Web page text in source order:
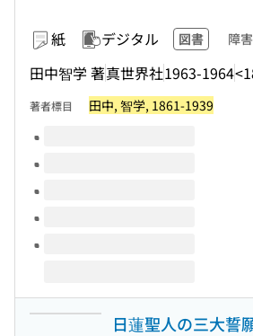
紙 デジタル 図書 障
田中智学 著真世界社1963-1964
著者標目 田中, 智学, 1861-1939
このタイトルの巻号
日蓮聖人の三大誓